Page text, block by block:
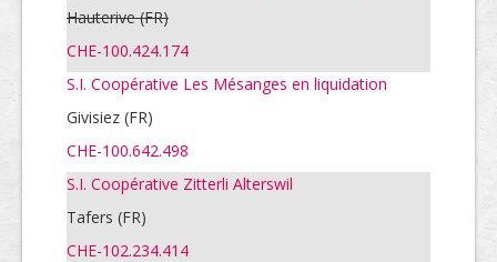
Hauterive (FR)
CHE-100.424.174
S.I. Coopérative Les Mésanges en liquidation
Givisiez (FR)
CHE-100.642.498
S.I. Coopérative Zitterli Alterswil
Tafers (FR)
CHE-102.234.414